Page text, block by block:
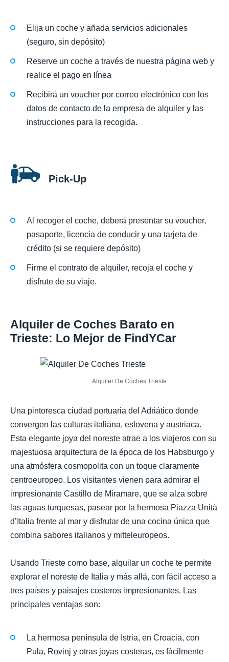
Elija un coche y añada servicios adicionales
(seguro, sin depósito)
Reserve un coche a través de nuestra página web y
realice el pago en línea
Recibirá un voucher por correo electrónico con los
datos de contacto de la empresa de alquiler y las
instrucciones para la recogida.
Pick-Up
Al recoger el coche, deberá presentar su voucher,
pasaporte, licencia de conducir y una tarjeta de
crédito (si se requiere depósito)
Firme el contrato de alquiler, recoja el coche y
disfrute de su viaje.
Alquiler de Coches Barato en
Trieste: Lo Mejor de FindYCar
Alquiler De Coches Trieste
Una pintoresca ciudad portuaria del Adriático donde
convergen las culturas italiana, eslovena y austriaca.
Esta elegante joya del noreste atrae a los viajeros con su
majestuosa arquitectura de la época de los Habsburgo y
una atmósfera cosmopolita con un toque claramente
centroeuropeo. Los visitantes vienen para admirar el
impresionante Castillo de Miramare, que se alza sobre
las aguas turquesas, pasear por la hermosa Piazza Unità
d’Italia frente al mar y disfrutar de una cocina única que
combina sabores italianos y mitteleuropeos.
Usando Trieste como base, alquilar un coche te permite
explorar el noreste de Italia y más allá, con fácil acceso a
tres países y paisajes costeros impresionantes. Las
principales ventajas son:
La hermosa península de Istria, en Croacia, con
Pula, Rovinj y otras joyas costeras, es fácilmente